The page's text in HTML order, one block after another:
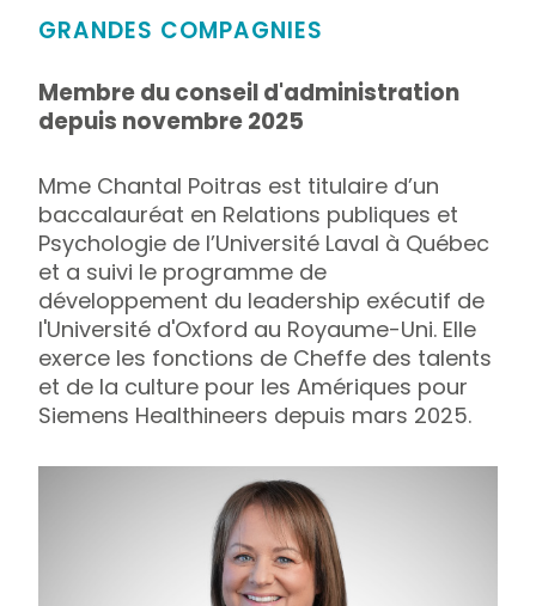
GRANDES COMPAGNIES
Membre du conseil d'administration
depuis novembre 2025
Mme Chantal Poitras est titulaire d’un
baccalauréat en Relations publiques et
Psychologie de l’Université Laval à Québec
et a suivi le programme de
développement du leadership exécutif de
l'Université d'Oxford au Royaume-Uni. Elle
exerce les fonctions de Cheffe des talents
et de la culture pour les Amériques pour
Siemens Healthineers depuis mars 2025.